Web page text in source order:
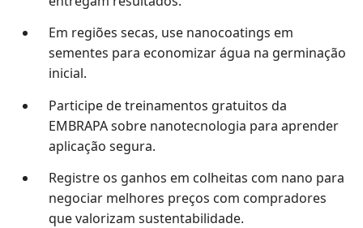
Em regiões secas, use nanocoatings em
sementes para economizar água na germinação
inicial.
Participe de treinamentos gratuitos da
EMBRAPA sobre nanotecnologia para aprender
aplicação segura.
Registre os ganhos em colheitas com nano para
negociar melhores preços com compradores
que valorizam sustentabilidade.